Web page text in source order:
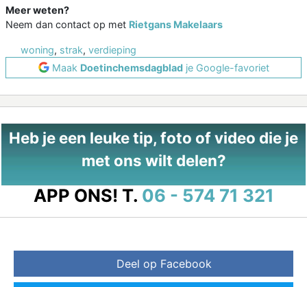
Meer weten?
Neem dan contact op met Rietgans Makelaars
woning, strak, verdieping
Maak Doetinchemsdagbladje Google-favoriet
Heb je een leuke tip, foto of video die je
met ons wilt delen?
APP ONS! T. 06 - 574 71 321
Deel op Facebook